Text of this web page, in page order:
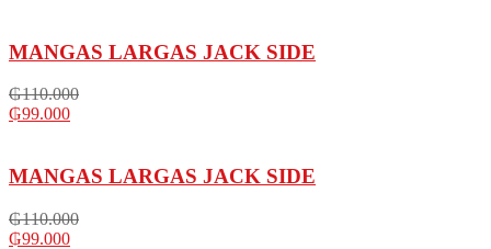
MANGAS LARGAS JACK SIDE
₲110.000
₲99.000
MANGAS LARGAS JACK SIDE
₲110.000
₲99.000